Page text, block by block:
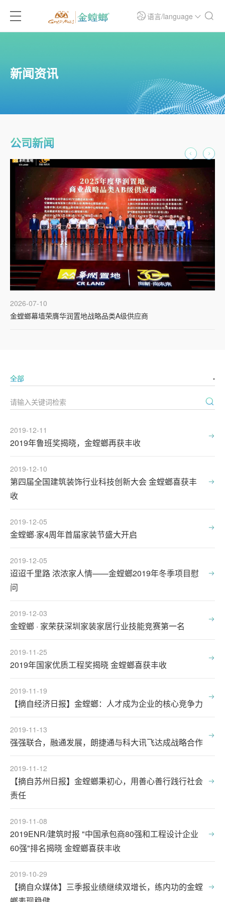
语言/language
新闻资讯
公司新闻
07-10
螳螂幕墙荣膺华润置地战略品类A级供应商
2019-12-11
2019年鲁班奖揭晓，金螳螂再获丰收
2019-12-10
第四届全国建筑装饰行业科技创新大会 金螳螂喜获丰
收
2019-12-05
金螳螂·家4周年首届家装节盛大开启
2019-12-05
迢迢千里路 浓浓家人情——金螳螂2019年冬季项目慰
问
2019-12-03
金螳螂 · 家荣获深圳家装家居行业技能竞赛第一名
2019-11-25
2019年国家优质工程奖揭晓 金螳螂喜获丰收
2019-11-19
【摘自经济日报】金螳螂：人才成为企业的核心竞争力
2019-11-13
强强联合，融通发展，朗捷通与科大讯飞达成战略合作
2019-11-12
【摘自苏州日报】金螳螂秉初心，用善心善行践行社会
责任
2019-11-08
2019ENR/建筑时报 "中国承包商80强和工程设计企业
60强"排名揭晓 金螳螂喜获丰收
2019-10-29
【摘自众媒体】三季报业绩继续双增长，练内功的金螳